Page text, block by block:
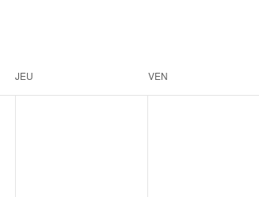
JEU VEN